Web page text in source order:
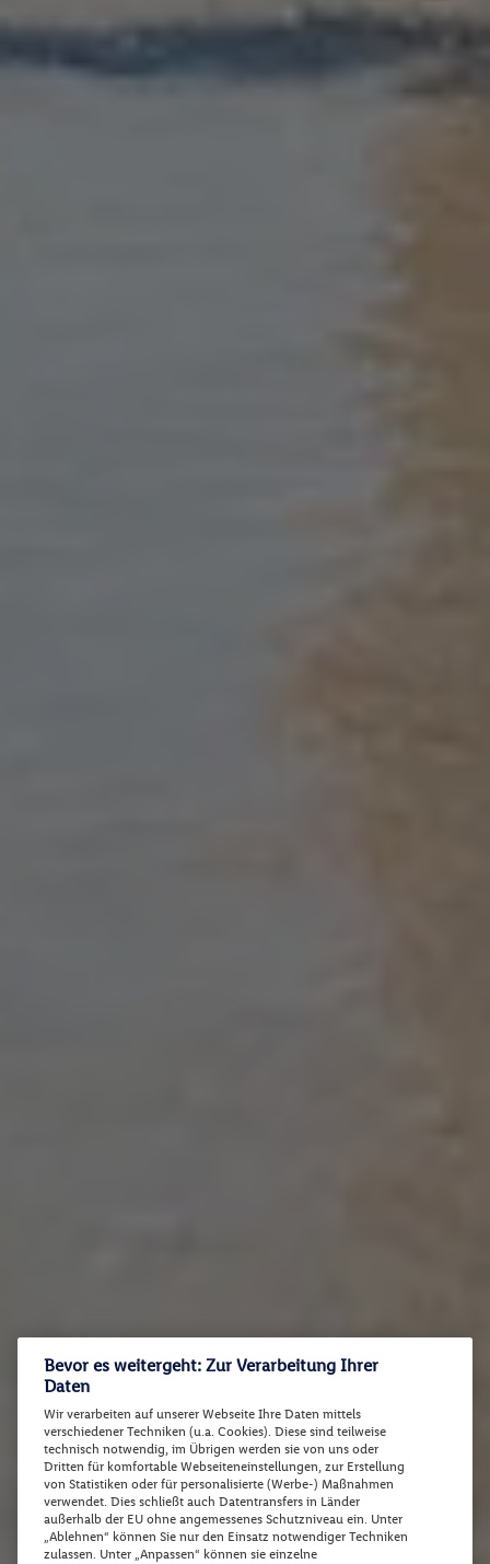
Bevor es weitergeht: Zur Verarbeitung Ihrer
Daten
Wir verarbeiten auf unserer Webseite Ihre Daten mittels
verschiedener Techniken (u.a. Cookies). Diese sind teilweise
technisch notwendig, im Übrigen werden sie von uns oder
Dritten für komfortable Webseiteneinstellungen, zur Erstellung
von Statistiken oder für personalisierte (Werbe-) Maßnahmen
verwendet. Dies schließt auch Datentransfers in Länder
außerhalb der EU ohne angemessenes Schutzniveau ein. Unter
„Ablehnen“ können Sie nur den Einsatz notwendiger Techniken
zulassen. Unter „Anpassen“ können sie einzelne